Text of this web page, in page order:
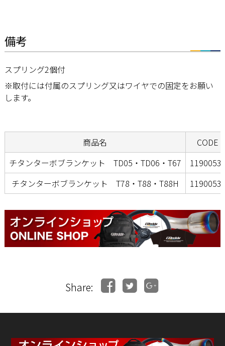
備考
スプリング2個付
※取付には付属のスプリング又はワイヤでの固定をお願い
します。
商品名
CODE
チタンターボブランケット TD05・TD06・T67
チタンターボブランケット T78・T88・T88H
Share: